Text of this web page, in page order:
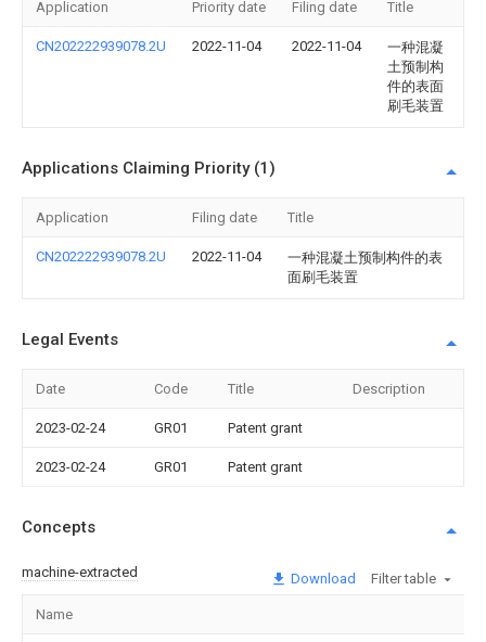
Application Priority date Filing date Title
CN202222939078.2U 2022-11-04 2022-11-04
一种混凝
土预制构
件的表面
刷毛装置
Applications Claiming Priority (1)
Application Filing date Title
CN202222939078.2U 2022-11-04
一种混凝土预制构件的表
面刷毛装置
Legal Events
Date Code Title Description
2023-02-24 GR01 Patent grant
2023-02-24 GR01 Patent grant
Concepts
machine-extracted Download Filter table
Name